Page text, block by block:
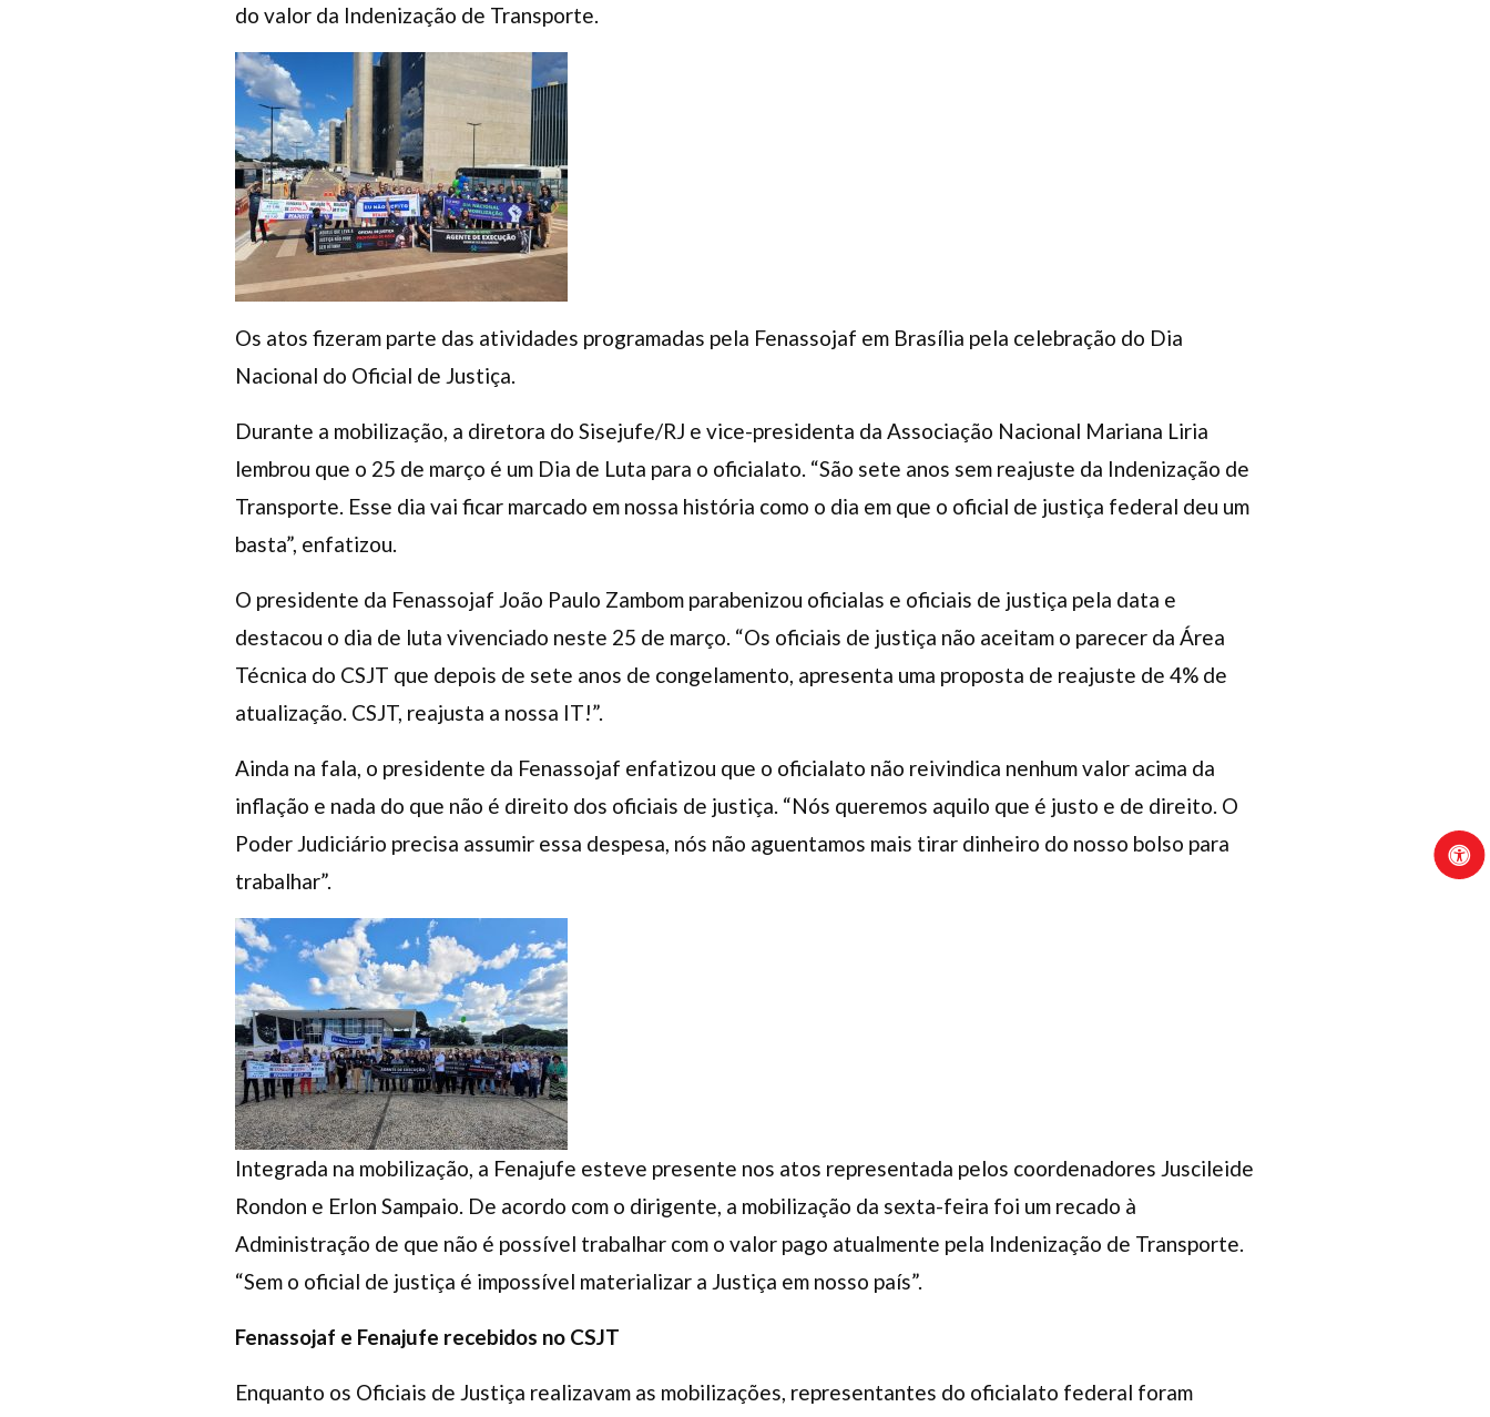
do valor da Indenização de Transporte.
Os atos fizeram parte das atividades programadas pela Fenassojaf em Brasília pela celebração do Dia
Nacional do Oficial de Justiça.
Durante a mobilização, a diretora do Sisejufe/RJ e vice-presidenta da Associação Nacional Mariana Liria
lembrou que o 25 de março é um Dia de Luta para o oficialato. “São sete anos sem reajuste da Indenização de
Transporte. Esse dia vai ficar marcado em nossa história como o dia em que o oficial de justiça federal deu um
basta”, enfatizou.
O presidente da Fenassojaf João Paulo Zambom parabenizou oficialas e oficiais de justiça pela data e
destacou o dia de luta vivenciado neste 25 de março. “Os oficiais de justiça não aceitam o parecer da Área
Técnica do CSJT que depois de sete anos de congelamento, apresenta uma proposta de reajuste de 4% de
atualização. CSJT, reajusta a nossa IT!”.
Ainda na fala, o presidente da Fenassojaf enfatizou que o oficialato não reivindica nenhum valor acima da
inflação e nada do que não é direito dos oficiais de justiça. “Nós queremos aquilo que é justo e de direito. O
Poder Judiciário precisa assumir essa despesa, nós não aguentamos mais tirar dinheiro do nosso bolso para
trabalhar”.
Integrada na mobilização, a Fenajufe esteve presente nos atos representada pelos coordenadores Juscileide
Rondon e Erlon Sampaio. De acordo com o dirigente, a mobilização da sexta-feira foi um recado à
Administração de que não é possível trabalhar com o valor pago atualmente pela Indenização de Transporte.
“Sem o oficial de justiça é impossível materializar a Justiça em nosso país”.
Fenassojaf e Fenajufe recebidos no CSJT
Enquanto os Oficiais de Justiça realizavam as mobilizações, representantes do oficialato federal foram